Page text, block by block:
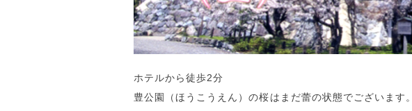
ホテルから徒歩2分
豊公園（ほうこうえん）の桜はまだ蕾の状態でございます。